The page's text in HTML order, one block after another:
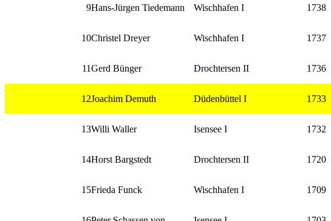
9Hans-Jürgen Tiedemann Wischhafen I 1738
10Christel Dreyer Wischhafen I 1737
11Gerd Bünger Drochtersen II 1736
12Joachim Demuth Düdenbüttel I 1733
13Willi Waller Isensee I 1732
14Horst Bargstedt Drochtersen II 1720
15Frieda Funck Wischhafen I 1709